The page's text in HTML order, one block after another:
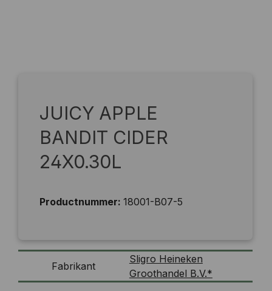
JUICY APPLE
BANDIT CIDER
24X0.30L
Productnummer: 18001-B07-5
Fabrikant
Sligro Heineken
Groothandel B.V.*